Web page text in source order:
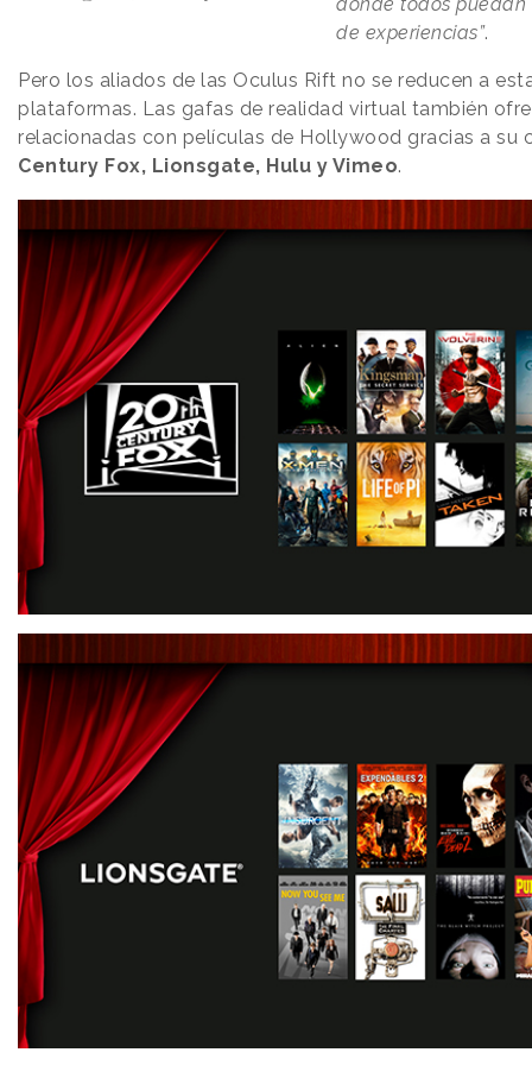
de experiencias”.
Pero los aliados de las Oculus Rift no se reducen a
plataformas. Las gafas de realidad virtual también
relacionadas con películas de Hollywood gracias a su
Century Fox, Lionsgate, Hulu y Vimeo.